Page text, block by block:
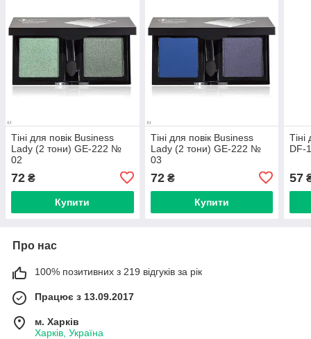
Тіні для повік Business
Lady (2 тони) GE-222 №
02
72 ₴
Купити
Тіні для повік Business
Lady (2 тони) GE-222 №
03
72₴
Купити
Тіні
DF-
57
Про нас
100% позитивних з 219 відгуків за рік
Працює з 13.09.2017
м. Харків
Харків, Україна